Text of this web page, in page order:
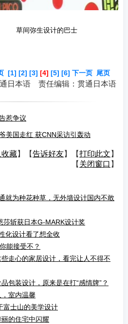
草间弥生设计的巴士
[1] [2] [3] [4] [5] [6] 下一页 尾页
日本语 责任编辑：贯通日本语
惹争议
美国走红 获CNN采访引轰动
收藏】【告诉好友】【打印此文 】
【 关闭窗口 】
就为种花种草，无外墙设计国内不敢
莎斩获日本G-MARK设计奖
化设计看了想全收
能接受不？
走心的家居设计，看完让人不得不
包装设计，原来是在打“感情牌”？
室内温馨
富士山的美学设计
的住宅中闪耀